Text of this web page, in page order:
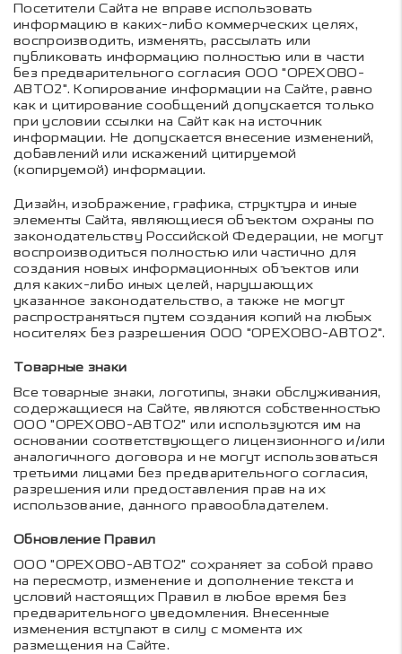
Посетители Сайта не вправе использовать
информацию в каких-либо коммерческих целях,
воспроизводить, изменять, рассылать или
публиковать информацию полностью или в части
без предварительного согласия ООО "ОРЕХОВО-
АВТО2". Копирование информации на Сайте, равно
как и цитирование сообщений допускается только
при условии ссылки на Сайт как на источник
информации. Не допускается внесение изменений,
добавлений или искажений цитируемой
(копируемой) информации.
Дизайн, изображение, графика, структура и иные
элементы Сайта, являющиеся объектом охраны по
законодательству Российской Федерации, не могут
воспроизводиться полностью или частично для
создания новых информационных объектов или
для каких-либо иных целей, нарушающих
указанное законодательство, а также не могут
распространяться путем создания копий на любых
носителях без разрешения ООО "ОРЕХОВО-АВТО2".
Товарные знаки
Все товарные знаки, логотипы, знаки обслуживания,
содержащиеся на Сайте, являются собственностью
ООО "ОРЕХОВО-АВТО2" или используются им на
основании соответствующего лицензионного и/или
аналогичного договора и не могут использоваться
третьими лицами без предварительного согласия,
разрешения или предоставления прав на их
использование, данного правообладателем.
Обновление Правил
ООО "ОРЕХОВО-АВТО2" сохраняет за собой право
на пересмотр, изменение и дополнение текста и
условий настоящих Правил в любое время без
предварительного уведомления. Внесенные
изменения вступают в силу с момента их
размещения на Сайте.